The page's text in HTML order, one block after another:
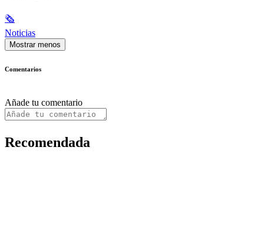
🗞
Noticias
Mostrar menos
Comentarios
Añade tu comentario
Recomendada